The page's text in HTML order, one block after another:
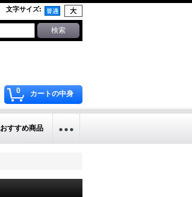
文字サイズ:
0 カートの中身
おすすめ商品